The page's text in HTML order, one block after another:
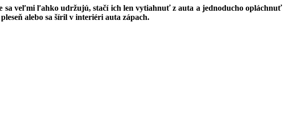
sa veľmi ľahko udržujú, stačí ich len vytiahnuť z auta a jednoducho opláchnuť
alebo sa šíril v interiéri auta zápach.